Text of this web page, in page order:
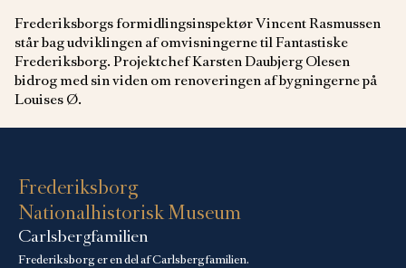
Frederiksborgs formidlingsinspektør Vincent Rasmussen
står bag udviklingen af omvisningerne til Fantastiske
Frederiksborg. Projektchef Karsten Daubjerg Olesen
bidrog med sin viden om renoveringen af bygningerne på
Louises Ø.
Frederiksborg
Nationalhistorisk Museum
Carlsbergfamilien
Frederiksborg er en del af Carlsbergfamilien.